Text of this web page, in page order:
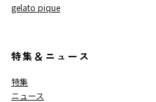
gelato pique
特集＆ニュース
特集
ニュース